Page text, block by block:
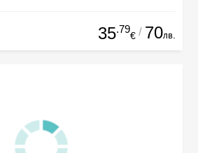
35.79
€ / 70лв.